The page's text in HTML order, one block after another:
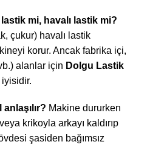
mi, havalı lastik mi?
çukur) havalı lastik
korur. Ancak fabrika içi,
alanlar için Dolgu Lastik
iyisidir.
Makine dururken
krikoyla arkayı kaldırıp
şasiden bağımsız